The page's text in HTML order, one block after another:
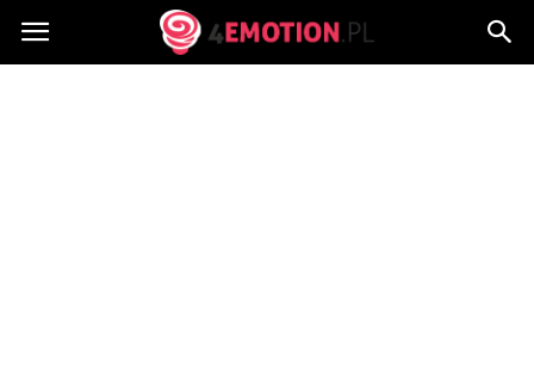
4emotion.pl